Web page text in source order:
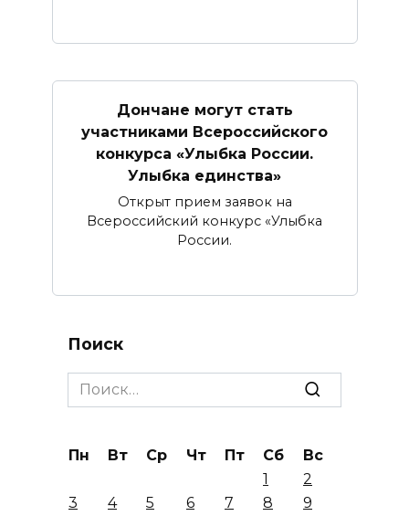
Дончане могут стать
участниками Всероссийского
конкурса «Улыбка России.
Улыбка единства»
Открыт прием заявок на
Всероссийский конкурс «Улыбка
России.
Поиск
Search
for:
Пн Вт Ср Чт Пт Сб
Вс
1
2
3
4 5 6 7 8
9